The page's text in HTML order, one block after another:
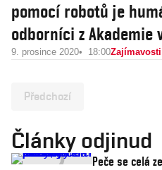
pomocí robotů je
odborníci z Akademie
9. prosince 2020 18:00Zajímavosti
Předchozí
Články odjinud
Peče se celá